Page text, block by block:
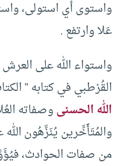
واستوى أي استولى،
عَلا وارتفع .
واستواء الله على
القُرْطبي في كتابه ”
الله الحسنىوصفاته
والمُتَأَخِّرين يُنَزِّهُون
من صفات الحوادث،